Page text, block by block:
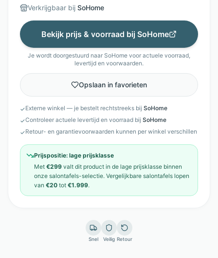
Verkrijgbaar bij SoHome
Bekijk prijs & voorraad bij SoHome
Je wordt doorgestuurd naar SoHome voor actuele voorraad,
levertijd en voorwaarden.
Opslaan in favorieten
✓Externe winkel — je bestelt rechtstreeks bij SoHome
✓Controleer actuele levertijd en voorraad bij SoHome
✓Retour- en garantievoorwaarden kunnen per winkel verschillen
Prijspositie: lage prijsklasse
Met €299 valt dit product in de lage prijsklasse binnen
onze salontafels-selectie. Vergelijkbare salontafels lopen
van €20 tot €1.999.
Snel Veilig Retour